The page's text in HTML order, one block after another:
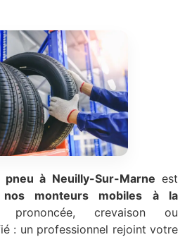
pneu à Neuilly-Sur-Marne est
nos monteurs mobiles à la
crevaison ou
: un professionnel rejoint votre